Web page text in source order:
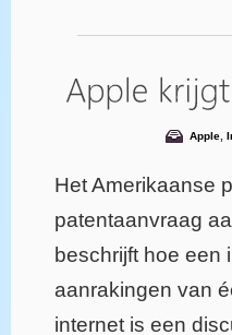
Apple,
Het Amerikaanse
patentaanvraag
beschrijft hoe een
aanrakingen van
internet is een